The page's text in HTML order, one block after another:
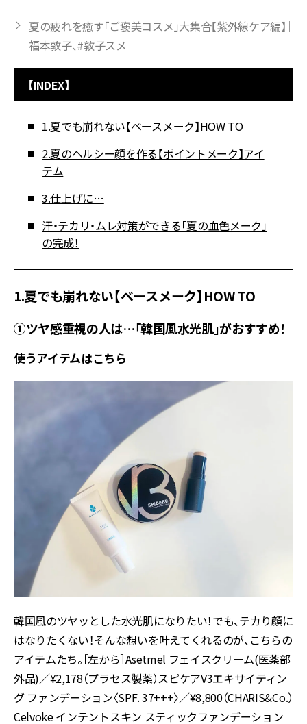
夏の疲れを癒す「ご褒美コスメ」大集合【紫外線ケア編】｜
福本敦子、#敦子スメ
【INDEX】
1.夏でも崩れない【ベースメーク】HOW TO
2.夏のヘルシー顔を作る【ポイントメーク】アイ
テム
3.仕上げに…
汗・テカリ・ムレ対策ができる「夏の血色メーク」
の完成！
1.夏でも崩れない【ベースメーク】HOW TO
①ツヤ感重視の人は…「韓国風水光肌」がおすすめ！
使うアイテムはこちら
韓国風のツヤッとした水光肌になりたい！でも、テカり顔に
はなりたくない！そんな想いを叶えてくれるのが、こちらの
アイテムたち。［左から］Asetmel フェイスクリーム(医薬部
外品)／¥2,178（プラセス製薬）スピケアV3エキサイティン
グ ファンデーション〈SPF. 37+++〉／¥8,800（CHARIS&Co.）
Celvoke インテントスキン スティックファンデーション